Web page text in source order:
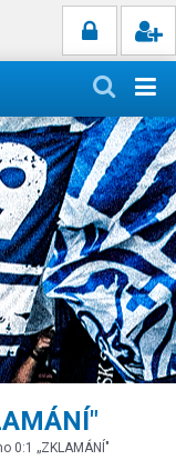
0:1 „ZKLAMÁNÍ"